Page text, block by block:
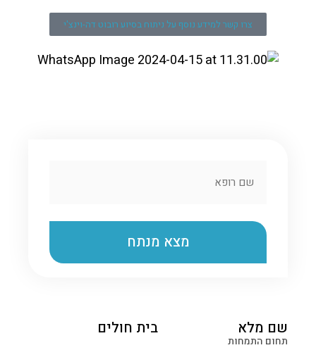
צרו קשר למידע נוסף על ניתוח בסיוע רובוט דה-וינצ'י
שם מלא
תחום התמחות
בית חולים